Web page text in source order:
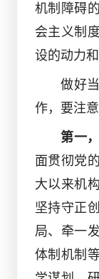
机制障碍
会主义制
设的动力和
做好
作，要注
第一
面贯彻党
大以来机
坚持守正
局、牵一
体制机制